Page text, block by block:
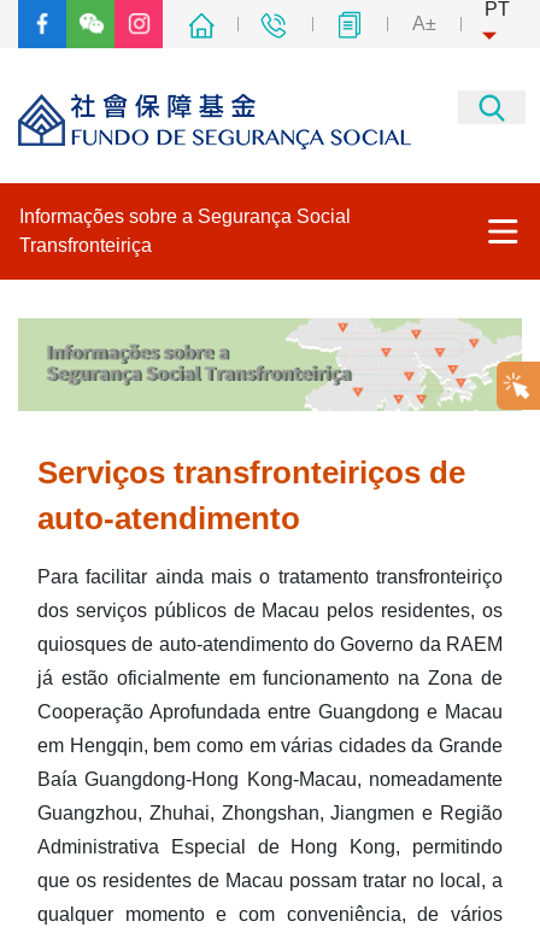
A±
PT
Informações sobre a Segurança Social
Transfronteiriça
Medidas Provisórias sobre a Adesão dos Residentes de Hong
Kong, Macau e Taiwan ao Seguro Social no Interior da China
Guangdong e Macau
Cooperação de ajuda de verificação de prova de vida entre
Guangdong e Macau
Tratamento de serviços de segurança social da Baía
Outras páginas temáticas
Voltar para página principal do FSS
Serviços transfronteiriços de
auto-atendimento
Para facilitar ainda mais o tratamento transfronteiriço
dos serviços públicos de Macau pelos residentes, os
quiosques de auto-atendimento do Governo da RAEM
já estão oficialmente em funcionamento na Zona de
Cooperação Aprofundada entre Guangdong e Macau
em Hengqin, bem como em várias cidades da Grande
Baía Guangdong-Hong Kong-Macau, nomeadamente
Guangzhou, Zhuhai, Zhongshan, Jiangmen e Região
Administrativa Especial de Hong Kong, permitindo
que os residentes de Macau possam tratar no local, a
qualquer momento e com conveniência, de vários